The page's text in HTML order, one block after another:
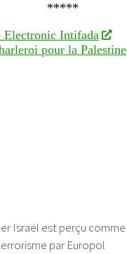
*****
Electronic Intifada
pour la Palestine
Israël est perçu comme
par Europol